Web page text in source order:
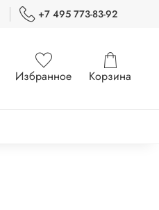
+7 495 773-83-92
Избранное Корзина